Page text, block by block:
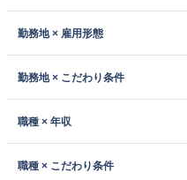
勤務地 × 雇用形態
勤務地 × こだわり条件
職種 × 年収
職種 × こだわり条件